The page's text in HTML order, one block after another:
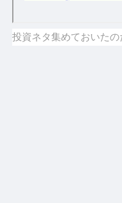
投資ネタ集めておいた